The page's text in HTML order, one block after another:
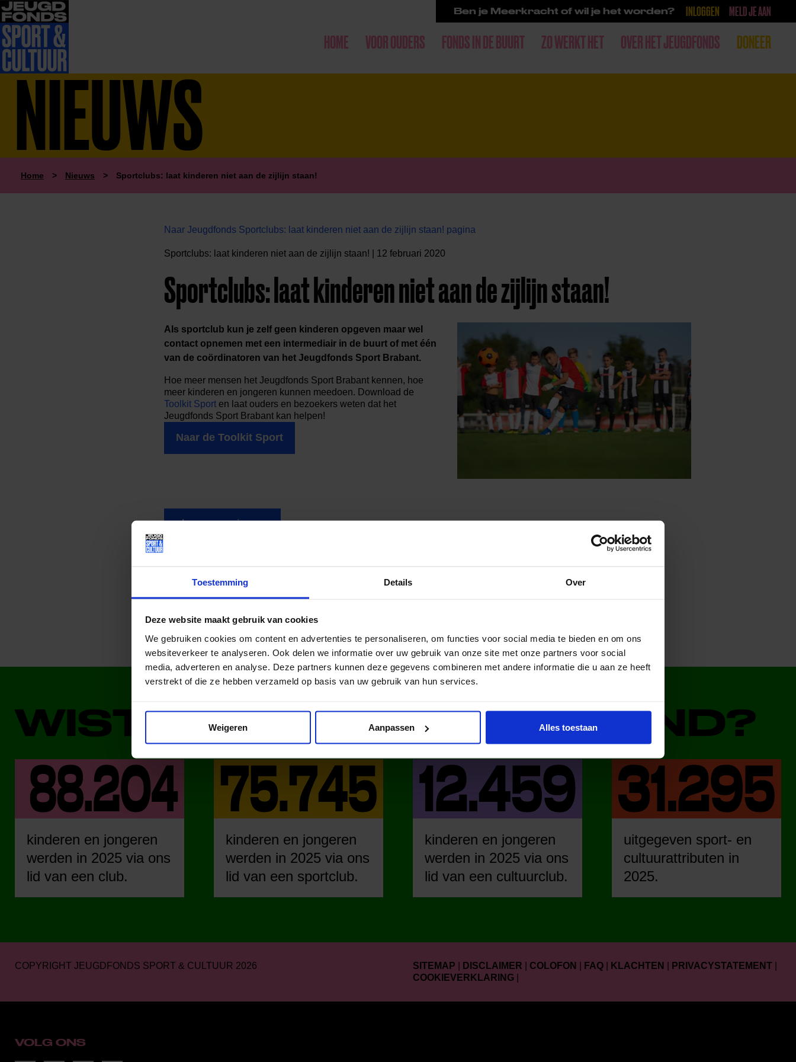
Toestemming Details Over
Deze website maakt gebruik van cookies
We gebruiken cookies om content en advertenties te personaliseren, om functies voor social media te bieden en om ons
websiteverkeer te analyseren. Ook delen we informatie over uw gebruik van onze site met onze partners voor social
media, adverteren en analyse. Deze partners kunnen deze gegevens combineren met andere informatie die u aan ze heeft
verstrekt of die ze hebben verzameld op basis van uw gebruik van hun services.
Weigeren Aanpassen Alles toestaan
Ben je Meerkracht of wil je het worden? INLOGGEN MELD JE AAN
HOME VOOR OUDERS FONDS IN DE BUURT ZO WERKT HET OVER HET JEUGDFONDS DONEER
NIEUWS
Home > Nieuws > Sportclubs: laat kinderen niet aan de zijlijn staan!
Naar Jeugdfonds Sportclubs: laat kinderen niet aan de zijlijn staan! pagina
Sportclubs: laat kinderen niet aan de zijlijn staan! | 12 februari 2020
Sportclubs: laat kinderen niet aan de zijlijn staan!
Als sportclub kun je zelf geen kinderen opgeven maar wel
contact opnemen met een intermediair in de buurt of met één
van de coördinatoren van het Jeugdfonds Sport Brabant.
Hoe meer mensen het Jeugdfonds Sport Brabant kennen, hoe
meer kinderen en jongeren kunnen meedoen. Download de
Toolkit Sport en laat ouders en bezoekers weten dat het
Jeugdfonds Sport Brabant kan helpen!
Naar de Toolkit Sport
Lees meer nieuws
Deel dit bericht op social media!
WIST JE DAT IN NEDERLAND?
kinderen en jongeren
werden in 2025 via ons
lid van een club.
kinderen en jongeren
werden in 2025 via ons
lid van een sportclub.
kinderen en jongeren
werden in 2025 via ons
lid van een cultuurclub.
uitgegeven sport- en
cultuurattributen in
2025.
COPYRIGHT JEUGDFONDS SPORT & CULTUUR 2026 SITEMAP DISCLAIMER COLOFON FAQ KLACHTEN PRIVACYSTATEMENT
COOKIEVERKLARING
VOLG ONS